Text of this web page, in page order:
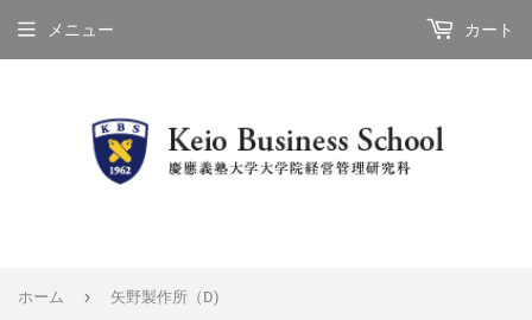
メニュー カート
ホーム › 矢野製作所（D)